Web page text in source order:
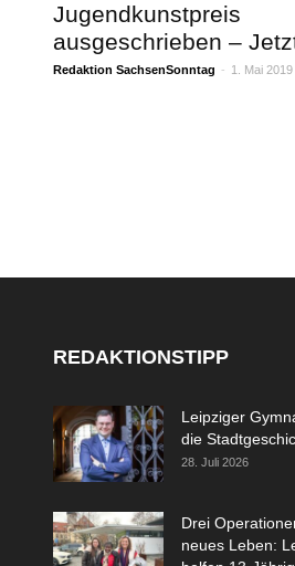
Jugendkunstpreis
ausgeschrieben –
Redaktion SachsenSonntag - 1. Mai 2019
REDAKTIONSTIPP
Leipziger
die
28. Juli 2026
Drei
neues Leben: